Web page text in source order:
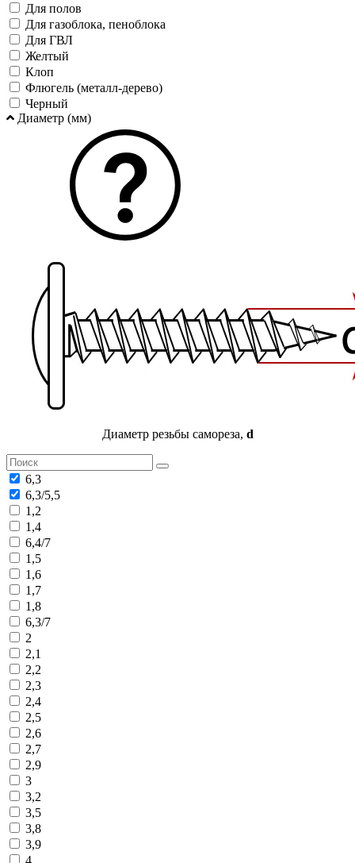
Для полов
Для газоблока, пеноблока
Для ГВЛ
Желтый
Клоп
Флюгель (металл-дерево)
Черный
Диаметр (мм)
Диаметр резьбы самореза, d
6,3
6,3/5,5
1,2
1,4
6,4/7
1,5
1,6
1,7
1,8
6,3/7
2
2,1
2,2
2,3
2,4
2,5
2,6
2,7
2,9
3
3,2
3,5
3,8
3,9
4